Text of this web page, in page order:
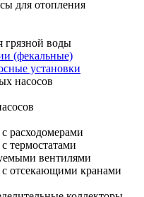
для отопления
грязной воды
(фекальные)
установки
насосов
расходомерами
термостатами
вентилями
с отсекающими кранами